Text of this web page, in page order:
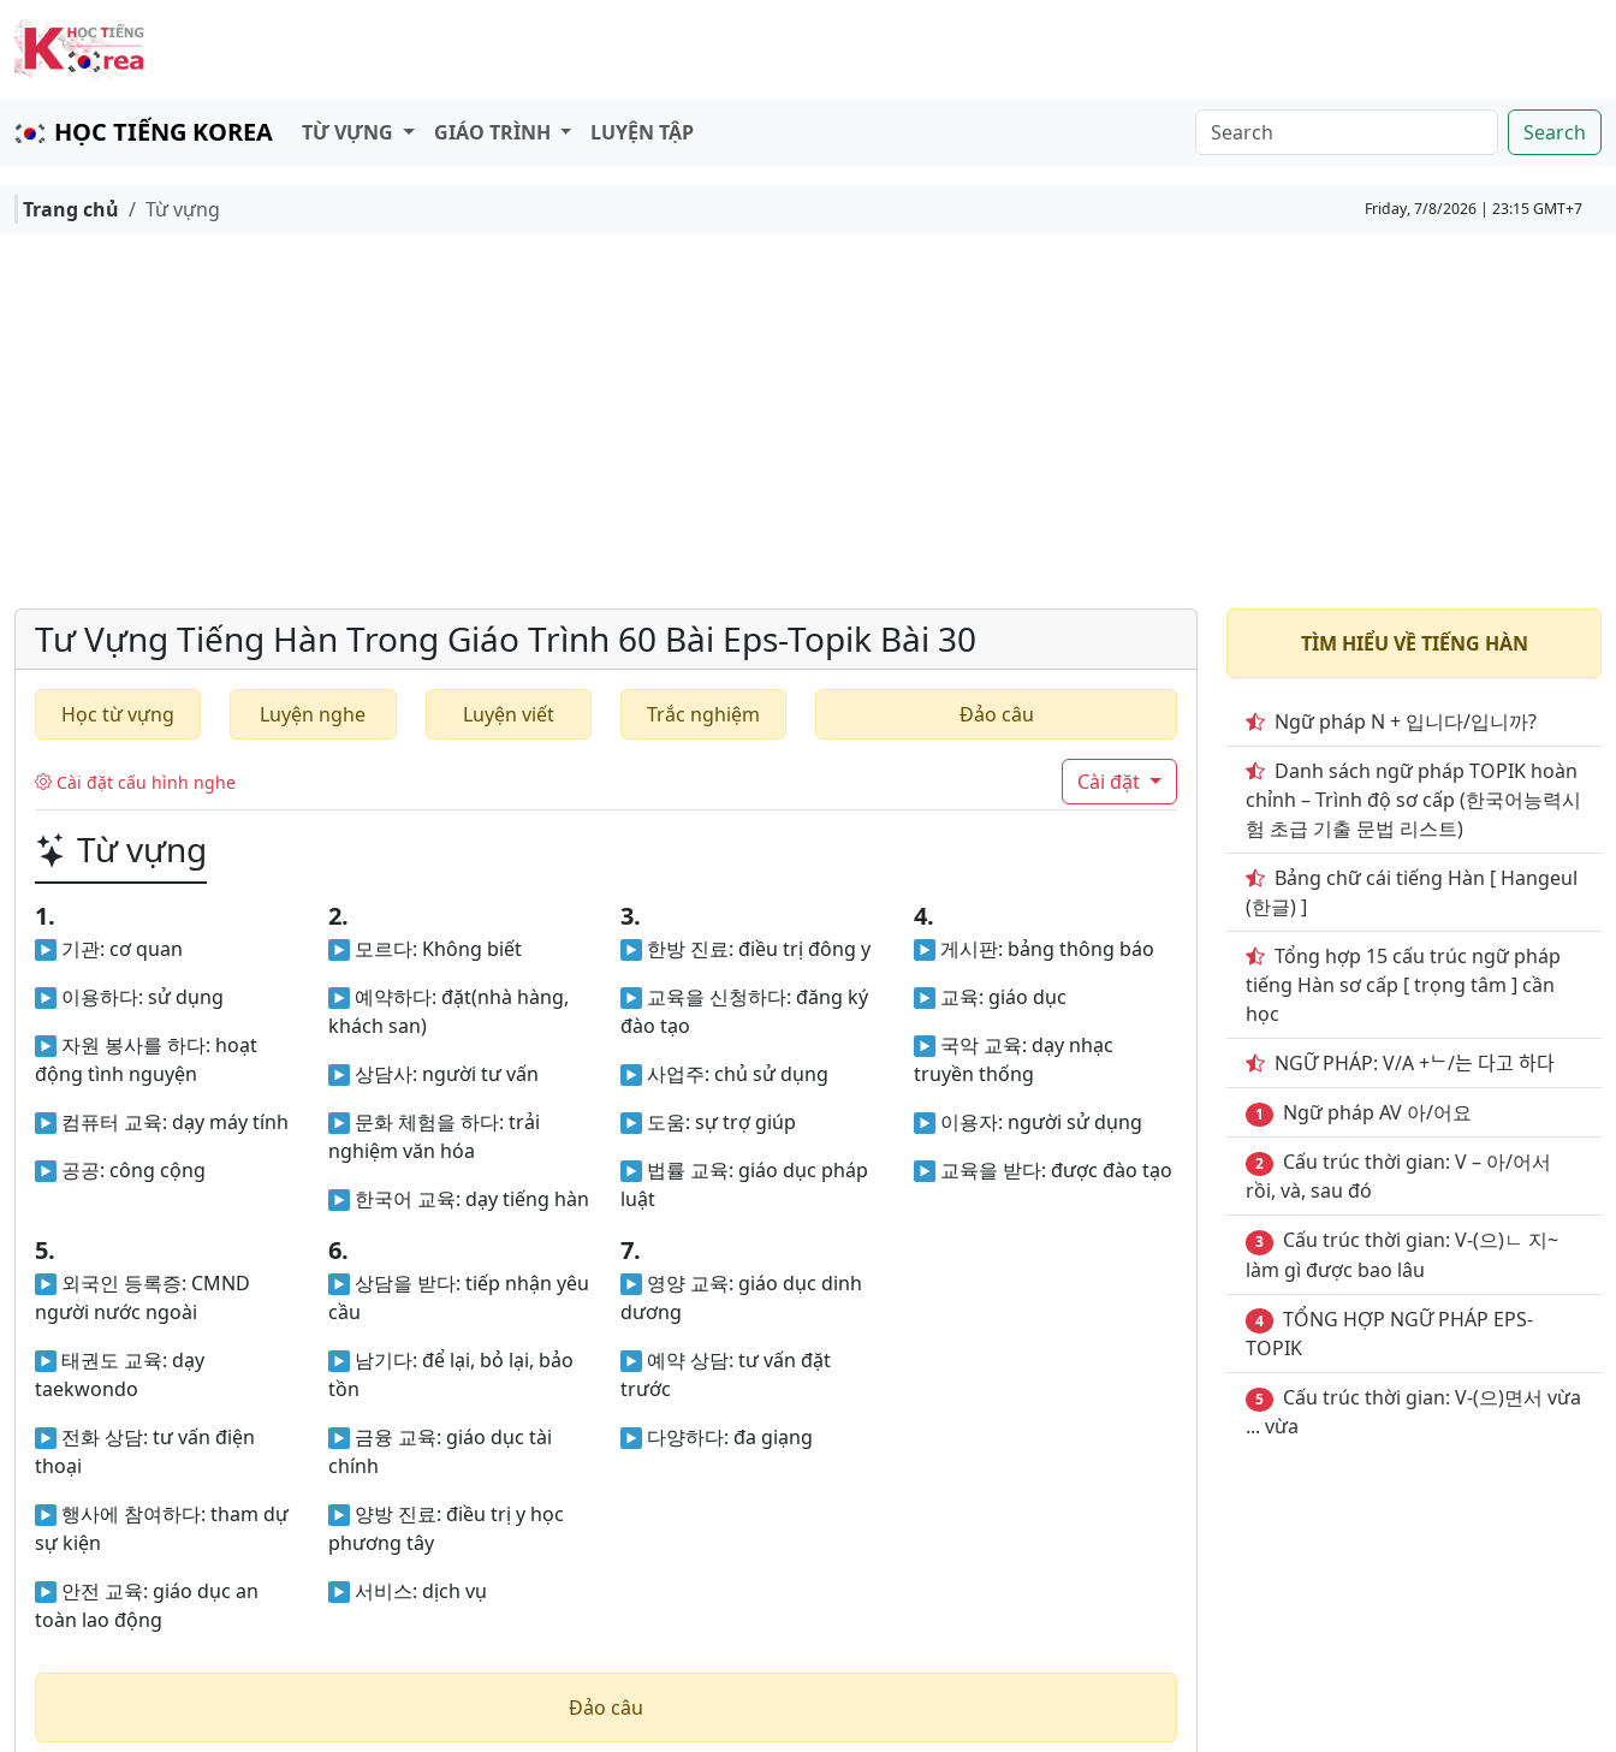
HỌC TIẾNG KOREA TỪ VỰNG GIÁO TRÌNH LUYỆN TẬP Search
Trang chủ Từ vựng Friday, 7/8/2026 | 23:15 GMT+7
Tư Vựng Tiếng Hàn Trong Giáo Trình 60 Bài Eps-Topik Bài 30
Học từ vựng Luyện nghe Luyện viết Trắc nghiệm Đảo câu
Cài đặt cấu hình nghe Cài đặt
Từ vựng
1.
기관: cơ quan
이용하다: sử dụng
자원 봉사를 하다: hoạt
động tình nguyện
컴퓨터 교육: dạy máy tính
공공: công cộng
2.
모르다: Không biết
예약하다: đặt(nhà hàng,
khách san)
상담사: người tư vấn
문화 체험을 하다: trải
nghiệm văn hóa
한국어 교육: dạy tiếng hàn
3.
한방 진료: điều trị đông y
교육을 신청하다: đăng ký
đào tạo
사업주: chủ sử dụng
도움: sự trợ giúp
법률 교육: giáo dục pháp
luật
4.
게시판: bảng thông báo
교육: giáo dục
국악 교육: dạy nhạc
truyền thống
이용자: người sử dụng
교육을 받다: được đào tạo
5.
외국인 등록증: CMND
người nước ngoài
태권도 교육: dạy
taekwondo
전화 상담: tư vấn điện
thoại
행사에 참여하다: tham dự
sự kiện
안전 교육: giáo dục an
toàn lao động
6.
상담을 받다: tiếp nhận yêu
cầu
남기다: để lại, bỏ lại, bảo
tồn
금융 교육: giáo dục tài
chính
양방 진료: điều trị y học
phương tây
서비스: dịch vụ
7.
영양 교육: giáo dục dinh
dương
예약 상담: tư vấn đặt
trước
다양하다: đa giạng
Đảo câu
TÌM HIỂU VỀ TIẾNG HÀN
Ngữ pháp N + 입니다/입니까?
Danh sách ngữ pháp TOPIK hoàn
chỉnh – Trình độ sơ cấp (한국어능력시
험 초급 기출 문법 리스트)
Bảng chữ cái tiếng Hàn [ Hangeul
(한글) ]
Tổng hợp 15 cấu trúc ngữ pháp
tiếng Hàn sơ cấp [ trọng tâm ] cần
học
NGỮ PHÁP: V/A +ᄂ/는 다고 하다
1 Ngữ pháp AV 아/어요
2
Cấu trúc thời gian: V – 아/어서
rồi, và, sau đó
3
Cấu trúc thời gian: V-(으)ㄴ 지~
làm gì được bao lâu
4
TỔNG HỢP NGỮ PHÁP EPS-
TOPIK
5
Cấu trúc thời gian: V-(으)면서 vừa
... vừa